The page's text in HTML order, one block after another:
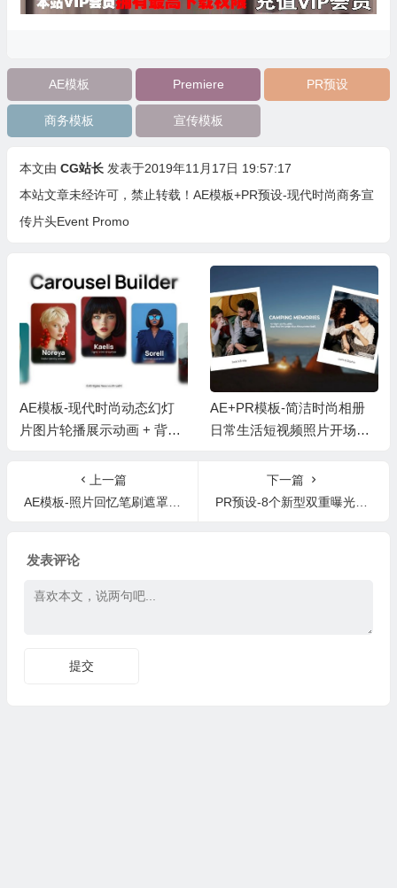
AE模板 Premiere PR预设
商务模板 宣传模板
本文由 CG站长 发表于2019年11月17日 19:57:17
本站文章未经许可，禁止转载！ AE模板+PR预设-现代时尚商务宣
传片头Event Promo
AE模板-现代时尚动态幻灯
片图片轮播展示动画 + 背景
AE+PR模板-简洁时尚相册
日常生活短视频照片开场片
上一篇
AE模板-照片回忆笔刷遮罩相册展示图片视频开场Traveling Slideshow
下一篇
PR预设-8个新型双重曝光效果动画New Double Exposure Effect
发表评论